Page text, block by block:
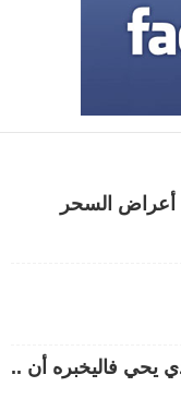
السحر
يحي فاليخبره أن ..